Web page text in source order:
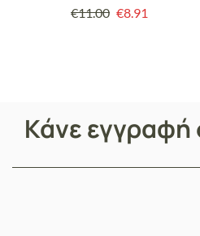
€11.00 €8.91
Κάνε